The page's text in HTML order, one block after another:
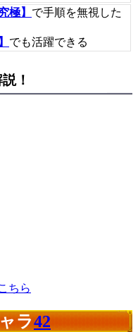
極】 で手順を無視した
でも活躍できる
！
ちら
ラ42